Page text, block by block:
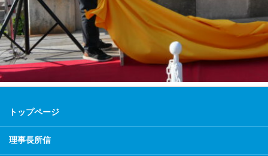
トップページ
理事長所信